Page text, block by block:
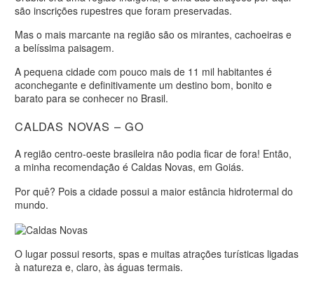
são inscrições rupestres que foram preservadas.
Mas o mais marcante na região são os mirantes, cachoeiras e
a belíssima paisagem.
A pequena cidade com pouco mais de 11 mil habitantes é
aconchegante e definitivamente um destino bom, bonito e
barato para se conhecer no Brasil.
CALDAS NOVAS – GO
A região centro-oeste brasileira não podia ficar de fora! Então,
a minha recomendação é Caldas Novas, em Goiás.
Por quê? Pois a cidade possui a maior estância hidrotermal do
mundo.
O lugar possui resorts, spas e muitas atrações turísticas ligadas
à natureza e, claro, às águas termais.